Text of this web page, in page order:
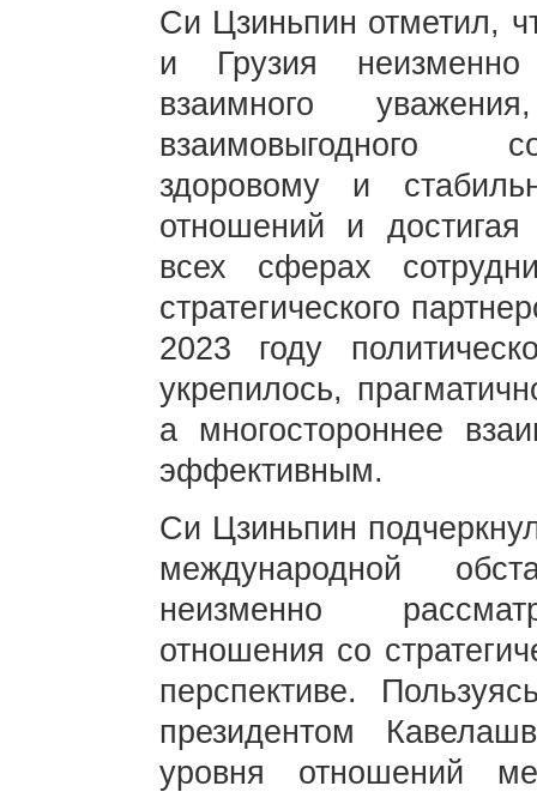
Си Цзиньпин отметил,
и Грузия неизменно
взаимного
взаимовыгодного
здоровому и
отношений и достигая
всех сферах
стратегического
2023 году
укрепилось,
а многостороннее
эффективным.
Си Цзиньпин
международной
неизменно
отношения со
перспективе.
президентом
уровня отношений